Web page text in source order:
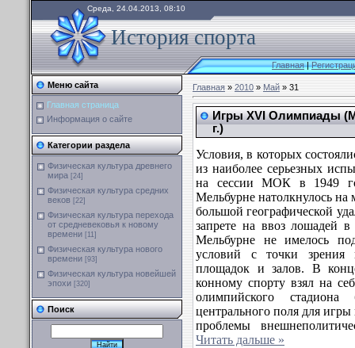
Среда, 24.04.2013, 08:10
История спорта
Главная|
Меню сайта
Главная страница
Информация о сайте
Категории раздела
Физическая культура древнего
мира [24]
Физическая культура средних
веков [22]
Физическая культура перехода
от средневековья к новому
времени [11]
Физическая культура нового
времени [93]
Физическая культура новейшей
эпохи [320]
Поиск
Главная»2010»Май» 31
Игры XVI Олимпиады
г.)
Условия, в которых
из наиболее серьезных
на сессии МОК в 1949
Мельбурне натолкнулось на
большой географической
запрете на ввоз лошадей
Мельбурне не имелось
условий с точки зрения
площадок и залов. В
конному спорту взял на
олимпийского
центрального поля для игры
проблемы
Читать дальше »